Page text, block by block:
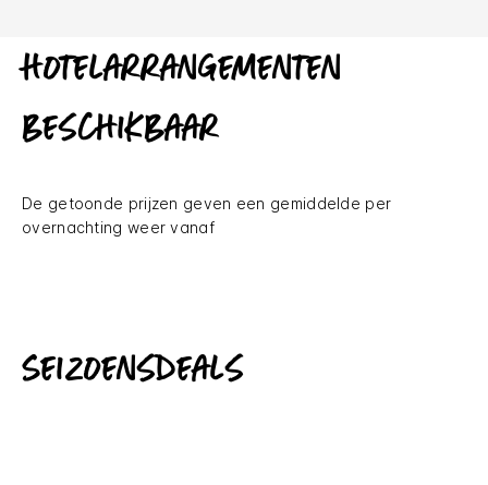
Hotelarrangementen
beschikbaar
De getoonde prijzen geven een gemiddelde per
overnachting weer vanaf
Seizoensdeals